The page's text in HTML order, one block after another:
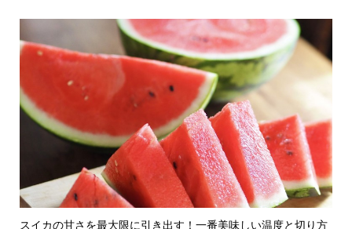
スイカの甘さを最大限に引き出す！一番美味しい温度と切り方